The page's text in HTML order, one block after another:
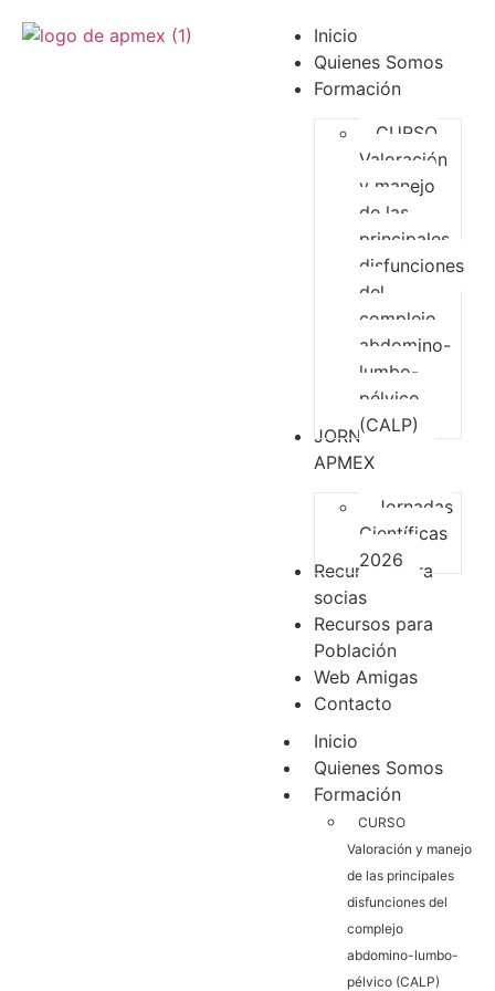
Inicio
Quienes Somos
Formación
CURSO
Valoración
y manejo
de las
principales
disfunciones
del
complejo
abdomino-
lumbo-
pélvico
(CALP)
JORNADAS
APMEX
Jornadas
Científicas
2026
Recursos para
socias
Recursos para
Población
Web Amigas
Contacto
Inicio
Quienes Somos
Formación
CURSO
Valoración y manejo
de las principales
disfunciones del
complejo
abdomino-lumbo-
pélvico (CALP)